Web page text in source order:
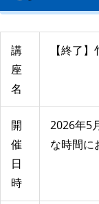
講
座
名
【終了
開
催
日
時
2026年5
な時間に